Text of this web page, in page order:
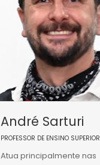
André Sarturi
PROFESSOR DE ENSINO SUPERIOR
Atua principalmente nas